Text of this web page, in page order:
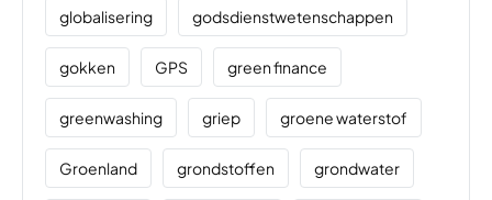
globalisering godsdienstwetenschappen
gokken GPS green finance
greenwashing griep groene waterstof
Groenland grondstoffen grondwater